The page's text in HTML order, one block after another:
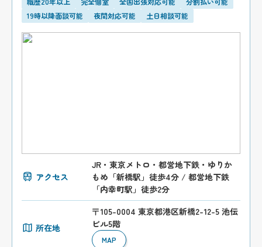
19時以降面談可能
夜間対応可能 土日相談可能
アクセス
JR・東京メトロ・都営地下鉄・ゆりか
もめ「新橋駅」徒歩4分 / 都営地下鉄
「内幸町駅」徒歩2分
所在地
〒105-0004 東京都港区新橋2-12-5 池伝
ビル5階
MAP